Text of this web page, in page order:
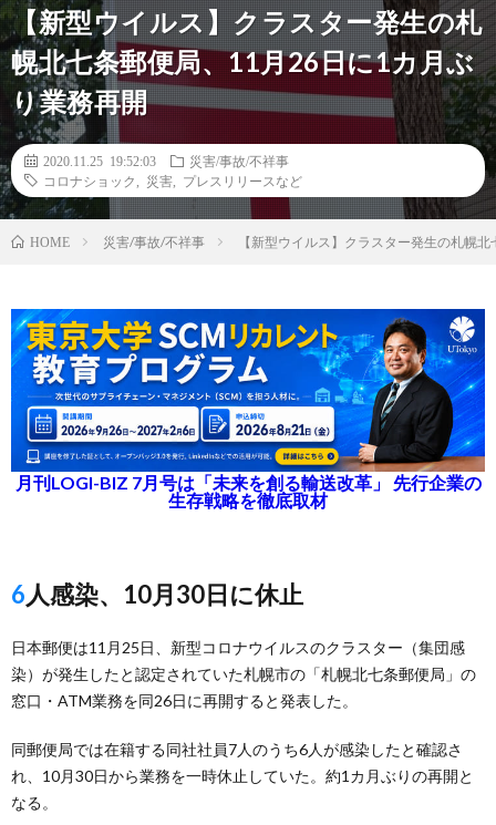
【新型ウイルス】クラスター発生の札
幌北七条郵便局、11月26日に1カ月ぶ
り業務再開
2020.11.25 19:52:03
災害/事故/不祥事
コロナショック
災害 プレスリリースなど
HOME 災害/事故/不祥事 【新型ウイルス】クラスター発生の札幌
月刊LOGI-BIZ 7月号は「未来を創る輸送改革」 先行企業の
生存戦略を徹底取材
6人感染、10月30日に休止
日本郵便は11月25日、新型コロナウイルスのクラスター（集団感
染）が発生したと認定されていた札幌市の「札幌北七条郵便局」の
窓口・ATM業務を同26日に再開すると発表した。
同郵便局では在籍する同社社員7人のうち6人が感染したと確認さ
れ、10月30日から業務を一時休止していた。約1カ月ぶりの再開と
なる。